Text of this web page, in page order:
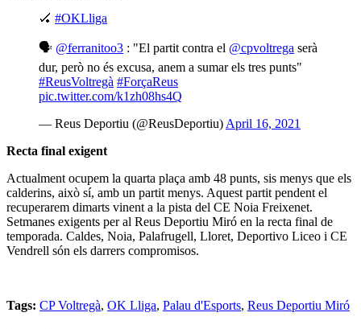
🏑 #OKLliga
🗣 @ferranitoo3 : "El partit contra el @cpvoltrega serà
dur, però no és excusa, anem a sumar els tres punts"
#ReusVoltregà #ForçaReus
pic.twitter.com/k1zh08hs4Q
— Reus Deportiu (@ReusDeportiu) April 16, 2021
Recta final exigent
Actualment ocupem la quarta plaça amb 48 punts, sis menys que els
calderins, això sí, amb un partit menys. Aquest partit pendent el
recuperarem dimarts vinent a la pista del CE Noia Freixenet.
Setmanes exigents per al Reus Deportiu Miró en la recta final de
temporada. Caldes, Noia, Palafrugell, Lloret, Deportivo Liceo i CE
Vendrell són els darrers compromisos.
Tags: CP Voltregà, OK Lliga, Palau d'Esports, Reus Deportiu Miró